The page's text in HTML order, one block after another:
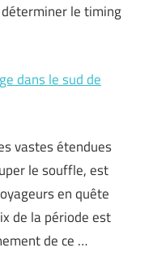
le timing
dans le sud de
vastes étendues
le souffle, est
en quête
de la période est
de ce …